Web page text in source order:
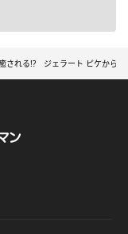
される!? ジェラート ピケから"